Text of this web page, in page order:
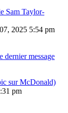
Sam Taylor-
2025 5:54 pm
dernier message
sur McDonald)
pm